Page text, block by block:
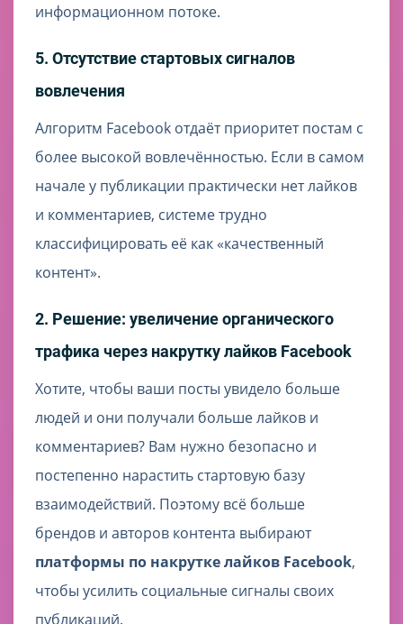
информационном потоке.
5. Отсутствие стартовых сигналов
вовлечения
Алгоритм Facebook отдаёт приоритет постам с
более высокой вовлечённостью. Если в самом
начале у публикации практически нет лайков
и комментариев, системе трудно
классифицировать её как «качественный
контент».
2. Решение: увеличение органического
трафика через накрутку лайков Facebook
Хотите, чтобы ваши посты увидело больше
людей и они получали больше лайков и
комментариев? Вам нужно безопасно и
постепенно нарастить стартовую базу
взаимодействий. Поэтому всё больше
брендов и авторов контента выбирают
платформы по накрутке лайков Facebook,
чтобы усилить социальные сигналы своих
публикаций.